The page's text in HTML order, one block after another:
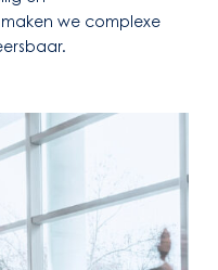
we complexe